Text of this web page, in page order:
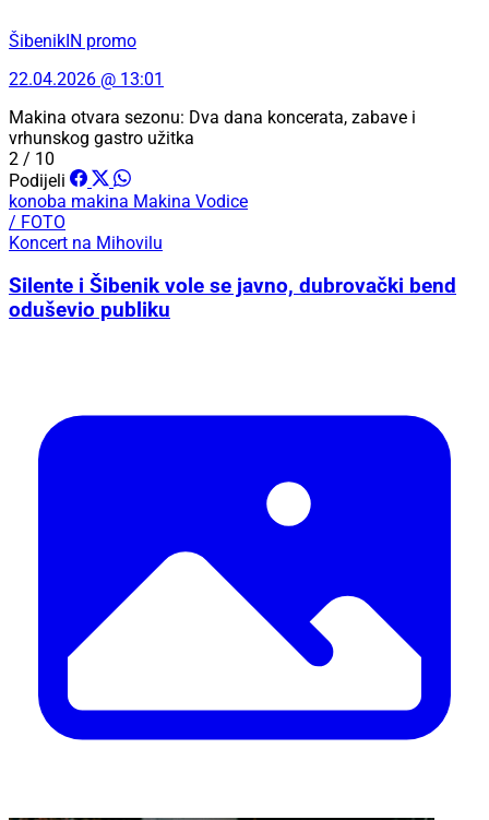
ŠibenikIN promo
22.04.2026 @ 13:01
Makina otvara sezonu: Dva dana koncerata, zabave i
vrhunskog gastro užitka
2 / 10
Podijeli
konoba makina Makina Vodice
/ FOTO
Koncert na Mihovilu
Silente i Šibenik vole se javno, dubrovački bend
oduševio publiku